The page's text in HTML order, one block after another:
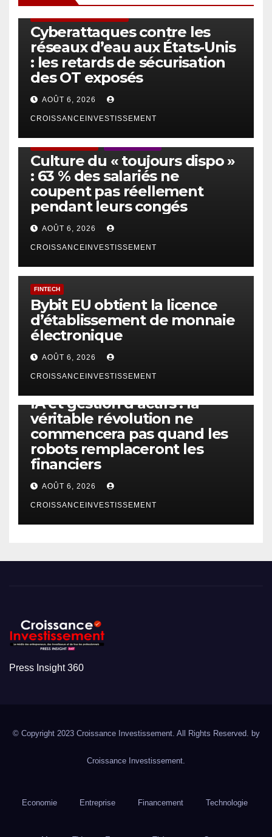
Cyberattaques contre les
réseaux d’eau aux États-Unis
: les retards de sécurisation
des OT exposés
AOÛT 6, 2026
CROISSANCEINVESTISSEMENT
Culture du « toujours dispo »
: 63 % des salariés ne
coupent pas réellement
pendant leurs congés
AOÛT 6, 2026
CROISSANCEINVESTISSEMENT
FINTECH
Bybit EU obtient la licence
d’établissement de monnaie
électronique
AOÛT 6, 2026
CROISSANCEINVESTISSEMENT
IA et gestion d’actifs : la
véritable révolution ne
commencera pas quand les
robots remplaceront les
financiers
AOÛT 6, 2026
CROISSANCEINVESTISSEMENT
Press Insight 360
© Copyright 2023 Croissance Investissement. All Rights Reserved. by
Croissance Investissement.
Economie Entreprise Financement Technologie